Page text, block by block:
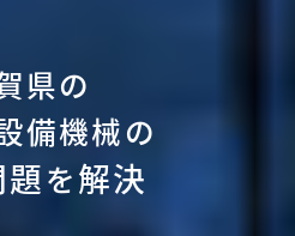
県の
備機械の
を解決